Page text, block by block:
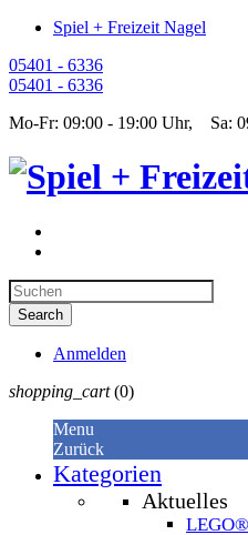
Spiel + Freizeit Nagel
05401 - 6336
05401 - 6336
Mo-Fr: 09:00 - 19:00 Uhr, Sa:
Anmelden
shopping_cart (0)
Menu
Zurück
Kategorien
Aktuelles